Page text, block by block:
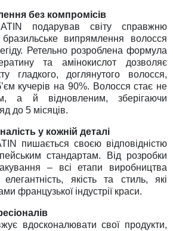
без компромісів
подарував світу справжню
випрямлення волосся
Ретельно розроблена формула
та амінокислот дозволяє
гладкого, доглянутого волосся,
кучерів на 90%. Волосся стає не
а й відновленим, зберігаючи
до 5 місяців.
у кожній деталі
пишається своєю відповідністю
стандартам. Від розробки
– всі етапи виробництва
якість та стиль, які
французької індустрії краси.
вдосконалювати свої продукти,